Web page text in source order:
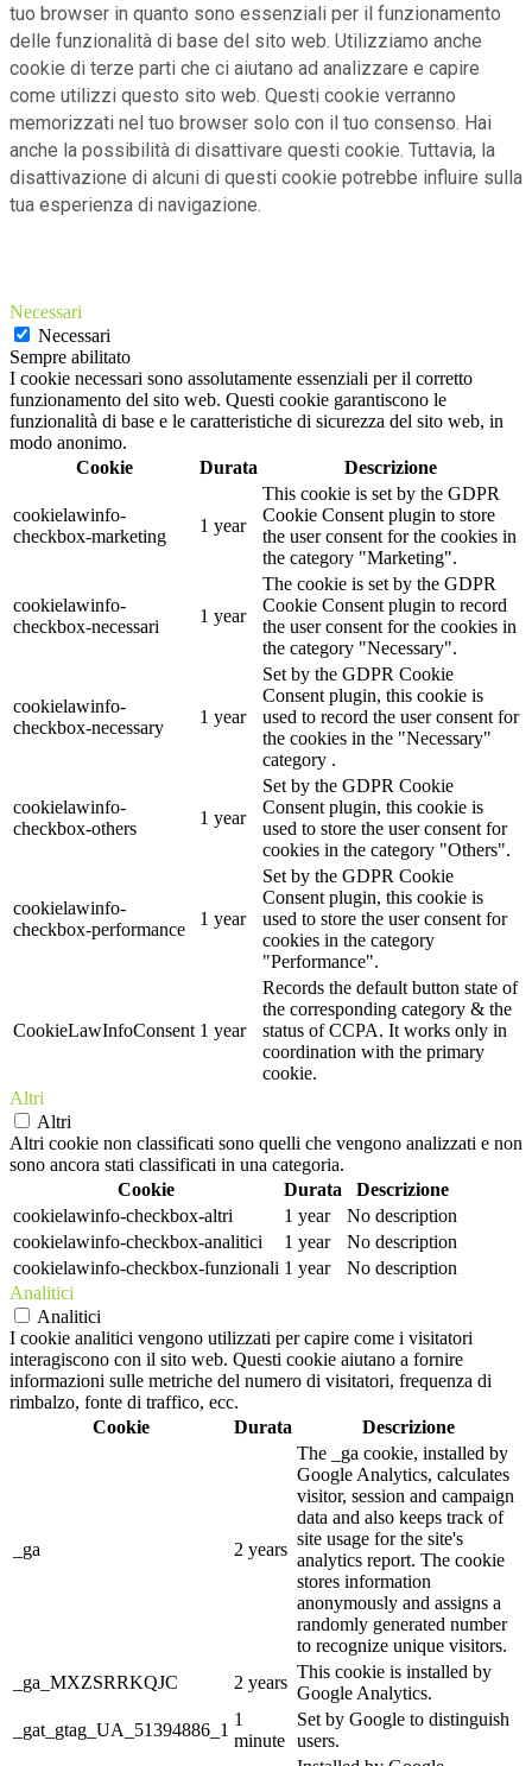
tuo browser in quanto sono essenziali per il funzionamento
delle funzionalità di base del sito web. Utilizziamo anche
cookie di terze parti che ci aiutano ad analizzare e capire
come utilizzi questo sito web. Questi cookie verranno
memorizzati nel tuo browser solo con il tuo consenso. Hai
anche la possibilità di disattivare questi cookie. Tuttavia, la
disattivazione di alcuni di questi cookie potrebbe influire sulla
tua esperienza di navigazione.
Necessari
Necessari
Sempre abilitato
I cookie necessari sono assolutamente essenziali per il corretto
funzionamento del sito web. Questi cookie garantiscono le
funzionalità di base e le caratteristiche di sicurezza del sito web, in
modo anonimo.
Cookie
Durata Descrizione
cookielawinfo-
checkbox-marketing
1 year
This cookie is set by the GDPR
Cookie Consent plugin to store
the user consent for the cookies in
the category "Marketing".
cookielawinfo-
checkbox-necessari
1 year
The cookie is set by the GDPR
Cookie Consent plugin to record
the user consent for the cookies in
the category "Necessary".
cookielawinfo-
checkbox-necessary
1 year
Set by the GDPR Cookie
Consent plugin, this cookie is
used to record the user consent for
the cookies in the "Necessary"
category .
cookielawinfo-
checkbox-others
1 year
Set by the GDPR Cookie
Consent plugin, this cookie is
used to store the user consent for
cookies in the category "Others".
cookielawinfo-
checkbox-performance
1 year
Set by the GDPR Cookie
Consent plugin, this cookie is
used to store the user consent for
cookies in the category
"Performance".
CookieLawInfoConsent 1 year
Records the default button state of
the corresponding category & the
status of CCPA. It works only in
coordination with the primary
cookie.
Altri
Altri
Altri cookie non classificati sono quelli che vengono analizzati e non
sono ancora stati classificati in una categoria.
Cookie
Durata
Descrizione
cookielawinfo-checkbox-altri
1 year
No description
cookielawinfo-checkbox-analitici
1 year
No description
cookielawinfo-checkbox-funzionali 1 year
No description
Analitici
Analitici
I cookie analitici vengono utilizzati per capire come i visitatori
interagiscono con il sito web. Questi cookie aiutano a fornire
informazioni sulle metriche del numero di visitatori, frequenza di
rimbalzo, fonte di traffico, ecc.
Cookie
Durata Descrizione
_ga 2 years
The _ga cookie, installed by
Google Analytics, calculates
visitor, session and campaign
data and also keeps track of
site usage for the site's
analytics report. The cookie
stores information
anonymously and assigns a
randomly generated number
to recognize unique visitors.
_ga_MXZSRRKQJC
2 years
This cookie is installed by
Google Analytics.
_gat_gtag_UA_51394886_1
1
minute
Set by Google to distinguish
users.